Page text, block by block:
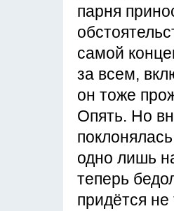
парня
самой
за всем,
он тоже
Опять. Но
одно лишь
теперь
придётся